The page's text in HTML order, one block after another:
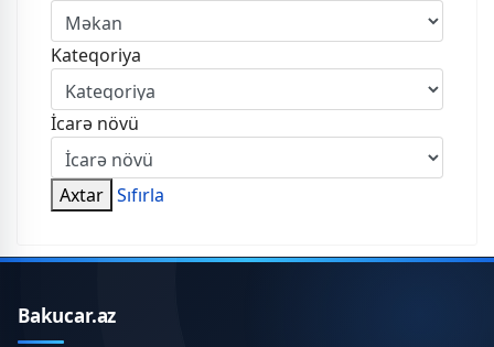
Kateqoriya
İcarə növü
Axtar Sıfırla
Bakucar.az